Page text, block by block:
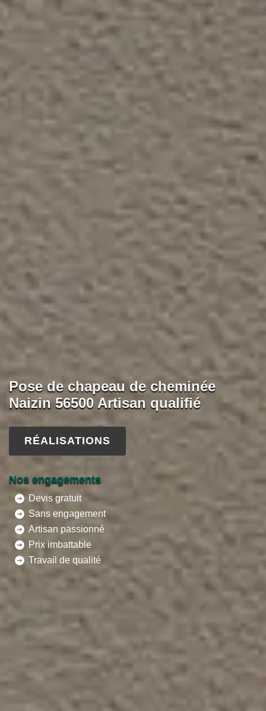
Pose de chapeau de cheminée
Naizin 56500 Artisan qualifié
RÉALISATIONS
Nos engagements
Devis gratuit
Sans engagement
Artisan passionné
Prix imbattable
Travail de qualité